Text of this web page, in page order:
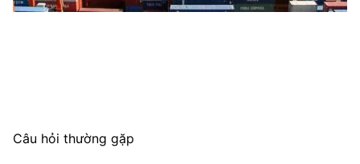
Câu hỏi thường gặp